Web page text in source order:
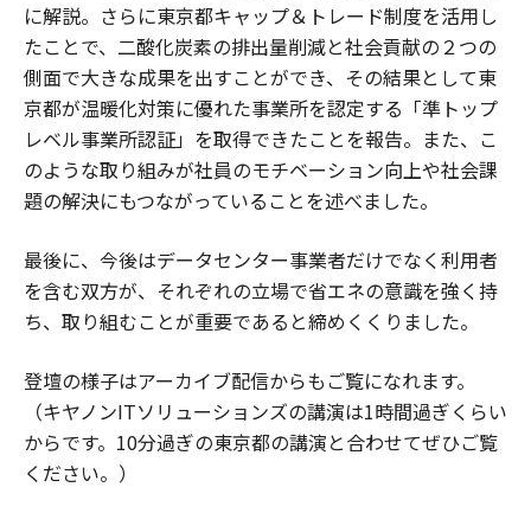
に解説。さらに東京都キャップ＆トレード制度を活用し
たことで、二酸化炭素の排出量削減と社会貢献の２つの
側面で大きな成果を出すことができ、その結果として東
京都が温暖化対策に優れた事業所を認定する「準トップ
レベル事業所認証」を取得できたことを報告。また、こ
のような取り組みが社員のモチベーション向上や社会課
題の解決にもつながっていることを述べました。
最後に、今後はデータセンター事業者だけでなく利用者
を含む双方が、それぞれの立場で省エネの意識を強く持
ち、取り組むことが重要であると締めくくりました。
登壇の様子はアーカイブ配信からもご覧になれます。
（キヤノンITソリューションズの講演は1時間過ぎくらい
からです。10分過ぎの東京都の講演と合わせてぜひご覧
ください。）